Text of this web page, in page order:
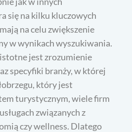
się na kilku kluczowych
na celu zwiększenie
w wynikach wyszukiwania.
jest zrozumienie
specyfiki branży, w której
który jest
turystycznym, wiele firm
związanych z
czy wellness. Dlatego